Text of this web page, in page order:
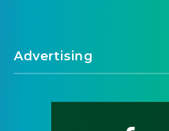
Advertising